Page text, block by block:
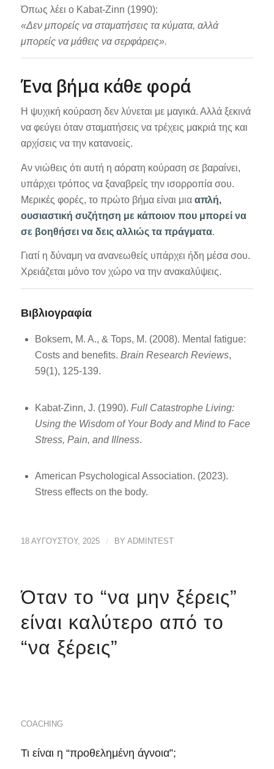
Όπως λέει ο Kabat-Zinn (1990):
«Δεν μπορείς να σταματήσεις τα κύματα, αλλά
μπορείς να μάθεις να σερφάρεις».
Ένα βήμα κάθε φορά
Η ψυχική κούραση δεν λύνεται με μαγικά. Αλλά ξεκινά
να φεύγει όταν σταματήσεις να τρέχεις μακριά της και
αρχίσεις να την κατανοείς.
Αν νιώθεις ότι αυτή η αόρατη κούραση σε βαραίνει,
υπάρχει τρόπος να ξαναβρείς την ισορροπία σου.
Μερικές φορές, το πρώτο βήμα είναι μια απλή,
ουσιαστική συζήτηση με κάποιον που μπορεί να
σε βοηθήσει να δεις αλλιώς τα πράγματα.
Γιατί η δύναμη να ανανεωθείς υπάρχει ήδη μέσα σου.
Χρειάζεται μόνο τον χώρο να την ανακαλύψεις.
Βιβλιογραφία
Boksem, M. A., & Tops, M. (2008). Mental fatigue:
Costs and benefits. Brain Research Reviews,
59(1), 125-139.
Kabat-Zinn, J. (1990). Full Catastrophe Living:
Using the Wisdom of Your Body and Mind to Face
Stress, Pain, and Illness.
American Psychological Association. (2023).
Stress effects on the body.
18 ΑΥΓΟΎΣΤΟΥ, 2025 / BY ADMINTEST
Όταν το “να μην ξέρεις”
είναι καλύτερο από το
“να ξέρεις”
COACHING
Τι είναι η “προθελημένη άγνοια”;